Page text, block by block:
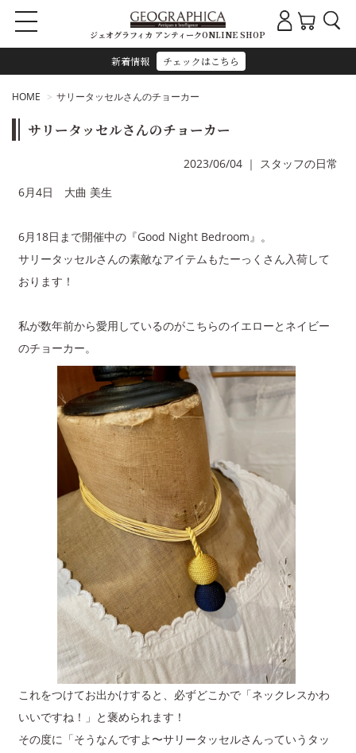
新着情報 チェックはこちら
ジェオグラフィカ アンティークONLINE SHOP
HOME サリータッセルさんのチョーカー
サリータッセルさんのチョーカー
2023/06/04 ｜ スタッフの日常
6月4日 大曲 美生
6月18日まで開催中の『Good Night Bedroom』。
サリータッセルさんの素敵なアイテムもたーっくさん入荷して
おります！
私が数年前から愛用しているのがこちらのイエローとネイビー
のチョーカー。
これをつけてお出かけすると、必ずどこかで「ネックレスかわ
いいですね！」と褒められます！
その度に「そうなんですよ〜サリータッセルさんっていうタッ